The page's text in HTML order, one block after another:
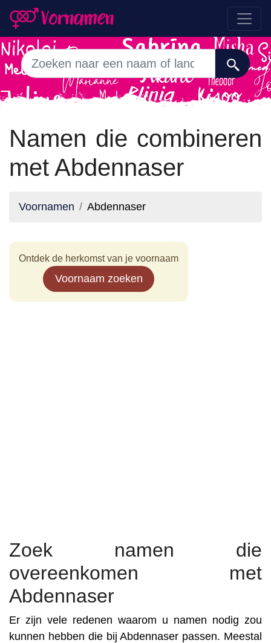
Namen die combineren
met Abdennaser
Voornamen Abdennaser
Ontdek de herkomst van je voornaam
Voornaam zoeken
Zoek namen die
overeenkomen met
Abdennaser
Er zijn vele redenen waarom u namen nodig zou
kunnen hebben die bij Abdennaser passen. Meestal